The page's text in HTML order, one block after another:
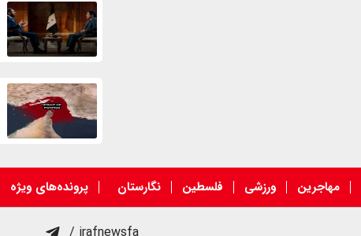
مهاجرین ورزشی فلسطین نگارستان پرونده‌های ویژه